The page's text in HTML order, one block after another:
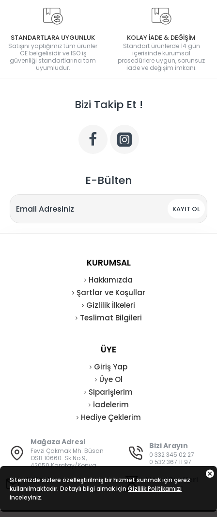
STANDARTLARA UYGUNLUK
Satışını yaptığımız tüm ürünler
CE belgelisidir ve ISO iş
güvenliği standartlarına tam
uyumludur.
KOLAY İADE & DEĞİŞİM
Standart ürünlerde 14 gün
içerisinde kurumsal
prosedürlere uygun, sorunsuz
iade ve değişim imkanı.
Bizi Takip Et !
E-Bülten
KAYIT OL
KURUMSAL
Hakkımızda
Şartlar ve Koşullar
Gizlilik İlkeleri
Teslimat Bilgileri
ÜYE
Giriş Yap
Üye Ol
Siparişlerim
İadelerim
Hediye Çeklerim
Mağaza Adresi
Fevzi Çakmak Mh. Büsan
OSB 10660. Sk No:9,
42050 Karatay/Konya
Bizi Arayın
0 332 345 02 27
0 532 367 11 97
E-Posta
bilgi@vatanisguvenligi.com
Mesai Saatleri
08:00 - 19:00
Sitemizde sizlere özelleştirilmiş bir hizmet sunmak için çerez
kullanılmaktadır. Detaylı bilgi almak için Gizlilik Politikamızı
inceleyiniz.